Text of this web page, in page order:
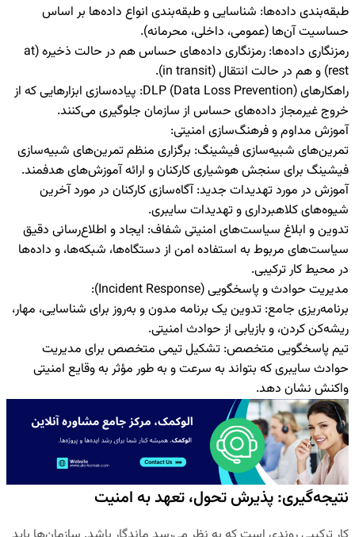
طبقه‌بندی داده‌ها: شناسایی و طبقه‌بندی انواع داده‌ها بر اساس
حساسیت آن‌ها (عمومی، داخلی، محرمانه).
رمزنگاری داده‌ها:
رمزنگاری داده‌های حساس هم در حالت ذخیره (at
rest) و هم در حالت انتقال (in transit).
راهکارهایDLP (Data Loss Prevention)
: پیاده‌سازی ابزارهایی که از
خروج غیرمجاز داده‌های حساس از سازمان جلوگیری می‌کنند.
آموزش مداوم و فرهنگ‌سازی امنیتی:
تمرین‌های شبیه‌سازی فیشینگ: برگزاری منظم تمرین‌های شبیه‌سازی
فیشینگ برای سنجش هوشیاری کارکنان و ارائه آموزش‌های هدفمند.
آموزش در مورد تهدیدات جدید:آگاه‌سازی کارکنان در مورد آخرین
شیوه‌های کلاهبرداری و تهدیدات سایبری.
تدوین و ابلاغ سیاست‌های امنیتی شفاف: ایجاد و اطلاع‌رسانی دقیق
سیاست‌های مربوط به استفاده امن از دستگاه‌ها، شبکه‌ها، و داده‌ها
در محیط کار ترکیبی.
مدیریت حوادث و پاسخگویی (Incident Response
):
برنامه‌ریزی جامع: تدوین یک برنامه مدون و به‌روز برای شناسایی، مهار،
ریشه‌کن کردن، و بازیابی از حوادث امنیتی.
تیم پاسخگویی متخصص: تشکیل تیمی متخصص برای مدیریت
حوادث سایبری که بتواند به سرعت و به طور مؤثر به وقایع امنیتی
واکنش نشان دهد.
نتیجه‌گیری: پذیرش تحول، تعهد به امنیت